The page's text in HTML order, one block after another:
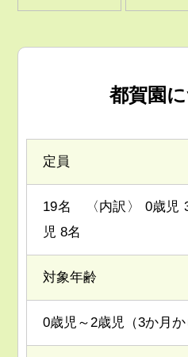
都賀園
定員
19名 〈内訳〉 0歳児
児 8名
対象年齢
0歳児～2歳児（3か月か